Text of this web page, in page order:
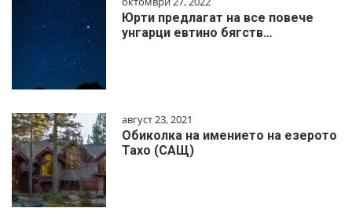
Юрти предлагат на все повече
унгарци евтино бягств…
август 23, 2021
Обиколка на имението на езерото
Тахо (САЩ)